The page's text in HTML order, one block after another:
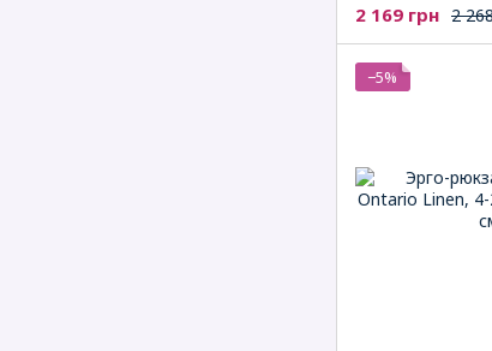
2
2 169 грн
−5%